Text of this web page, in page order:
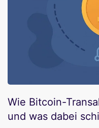
Wie Bitcoin-
und was dabei